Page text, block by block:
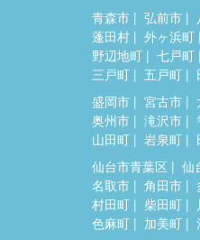
青森市 弘前市
蓬田村
外ヶ浜町
野辺地町
七戸町
三戸町
五戸町
盛岡市 宮古市
奥州市
滝沢市
山田町
岩泉町
仙台市青葉区 仙
名取市
角田市
村田町
柴田町
色麻町
加美町